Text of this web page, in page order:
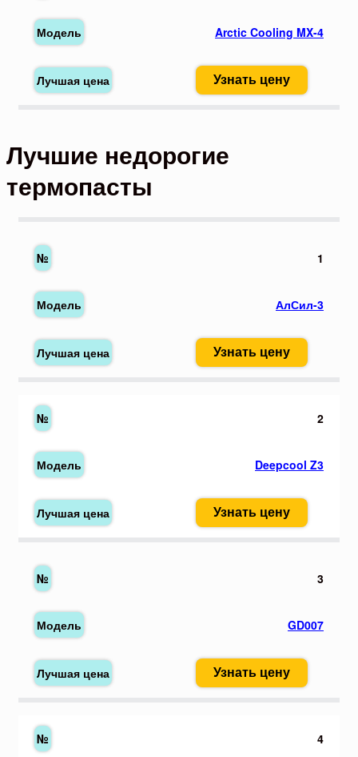
Arctic Cooling MX-4
Узнать цену
Лучшие недорогие
термопасты
1
АлСил-3
Узнать цену
2
Deepcool Z3
Узнать цену
3
GD007
Узнать цену
4